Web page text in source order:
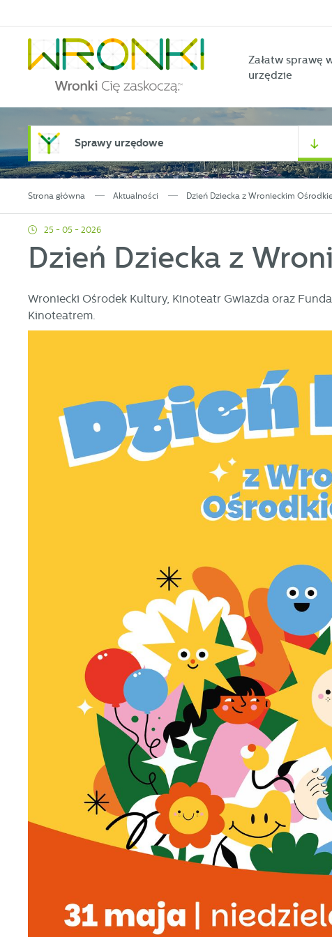
Załatw sprawę
urzędzie
Sprawy urzędowe
Strona główna Aktualności Dzień Dziecka z Wronieckim
25 - 05 - 2026
Dzień Dziecka z
Wroniecki Ośrodek Kultury, Kinoteatr Gwiazda oraz
Kinoteatrem.
je
Więcej